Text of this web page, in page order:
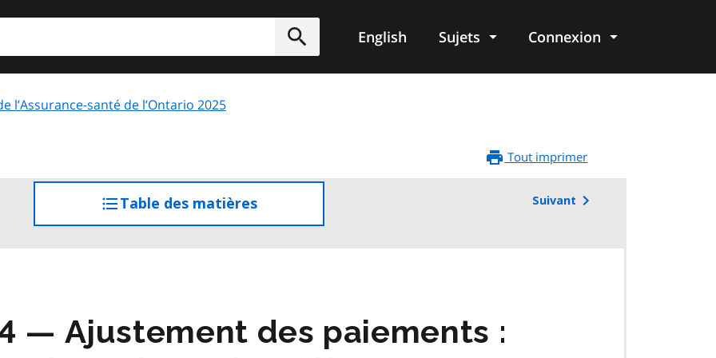
Soumettre
English Sujets Connexion
l’Assurance-santé de l’Ontario 2025
Tout imprimer
Table des matièresaccéder
à
Suivant
— Ajustement des paiements :